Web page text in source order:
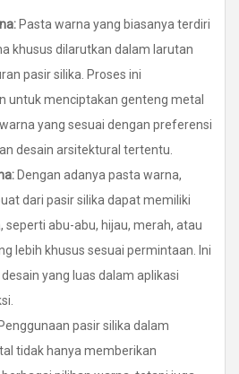
Pasta warna yang biasanya terdiri
khusus dilarutkan dalam larutan
pasir silika. Proses ini
untuk menciptakan genteng metal
yang sesuai dengan preferensi
desain arsitektural tertentu.
Dengan adanya pasta warna,
dari pasir silika dapat memiliki
seperti abu-abu, hijau, merah, atau
lebih khusus sesuai permintaan. Ini
yang luas dalam aplikasi
Penggunaan pasir silika dalam
tidak hanya memberikan